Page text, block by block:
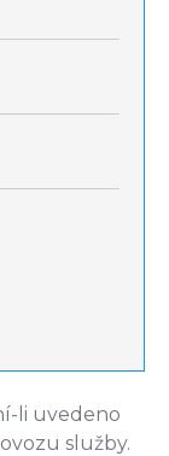
li uvedeno
služby.